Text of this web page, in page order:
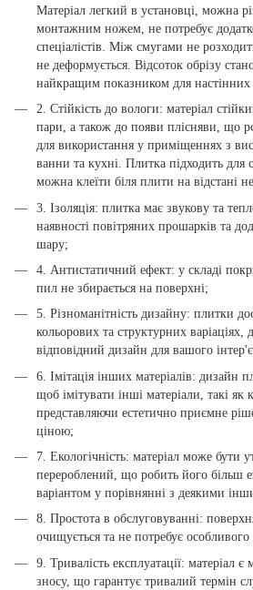
Матеріал легкий в установці, можна
монтажним ножем, не потребує
спеціалістів. Між смугами не
не деформується. Відсоток обрізу
найкращим показником для настінних
2. Стійкість до вологи: матеріал
пари, а також до появи плісняви, що
для використання у приміщеннях з
ванни та кухні. Плитка підходить для
можна клеїти біля плити на відстані
3. Ізоляція: плитка має звукову та
наявності повітряних прошарків та
шару;
4. Антистатичний ефект: у складі
пил не збирається на поверхні;
5. Різноманітність дизайну: плитки
кольорових та структурних варіаціях,
відповідний дизайн для вашого
6. Імітація інших матеріалів: дизайн
щоб імітувати інші матеріали, такі як
представляючи естетично приємне
ціною;
7. Екологічність: матеріал може бути
перероблений, що робить його більш
варіантом у порівнянні з деякими
8. Простота в обслуговуванні:
очищується та не потребує особливого
9. Тривалість експлуатації: матеріал
зносу, що гарантує тривалий термін